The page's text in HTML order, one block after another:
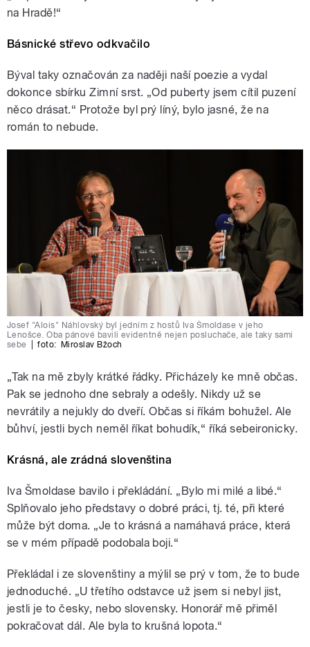
na Hradě!“
Básnické střevo odkvačilo
Býval taky označován za naději naší poezie a vydal
dokonce sbírku Zimní srst. „Od puberty jsem cítil puzení
něco drásat.“ Protože byl prý líný, bylo jasné, že na
román to nebude.
Josef "Alois" Náhlovský byl jedním z hostů Iva Šmoldase v jeho
Lenošce. Oba pánové bavili evidentně nejen posluchače, ale taky sami
sebe
foto: Miroslav Bžoch
„Tak na mě zbyly krátké řádky. Přicházely ke mně občas.
Pak se jednoho dne sebraly a odešly. Nikdy už se
nevrátily a nejukly do dveří. Občas si říkám bohužel. Ale
bůhví, jestli bych neměl říkat bohudík,“ říká sebeironicky.
Krásná, ale zrádná slovenština
Iva Šmoldase bavilo i překládání. „Bylo mi milé a libé.“
Splňovalo jeho představy o dobré práci, tj. té, při které
může být doma. „Je to krásná a namáhavá práce, která
se v mém případě podobala boji.“
Překládal i ze slovenštiny a mýlil se prý v tom, že to bude
jednoduché. „U třetího odstavce už jsem si nebyl jist,
jestli je to česky, nebo slovensky. Honorář mě přiměl
pokračovat dál. Ale byla to krušná lopota.“